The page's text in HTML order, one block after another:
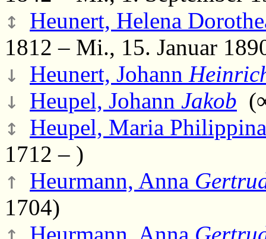
↕ Heunert, Helena
1812 – Mi., 15. Januar
↓ Heunert, Johann
↓ Heupel, Johann Jakob
↕ Heupel, Maria
1712 – )
↑ Heurmann, Anna
1704)